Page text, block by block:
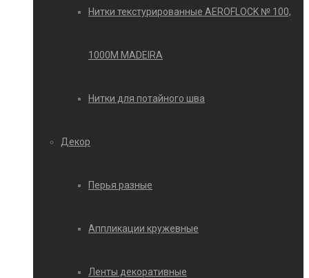
Нитки текстурированные AEROFLOCK № 100,
1000М MADEIRA
Нитки для потайного шва
Декор
Перья разные
Аппликации кружевные
Ленты декоративные